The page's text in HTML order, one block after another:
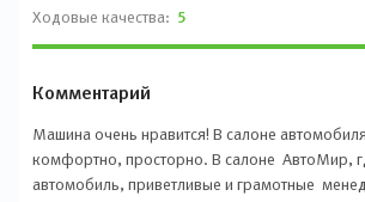
Ходовые качества: 5
Комментарий
Машина очень нравится! В салоне
комфортно, просторно. В салоне АвтоМир,
автомобиль, приветливые и грамотные